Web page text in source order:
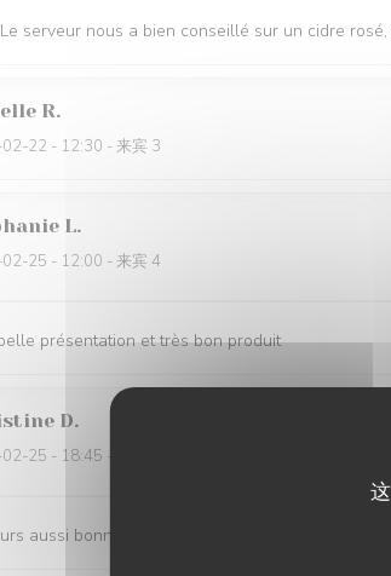
serveur nous a bien conseillé sur un cidre
R
22 - 12:30 - 来宾 3
L
25 - 12:00 - 来宾 4
présentation et très bon produit
D
25 - 18:45 - 来宾 3
aussi bonnes galettes et accueil au top!